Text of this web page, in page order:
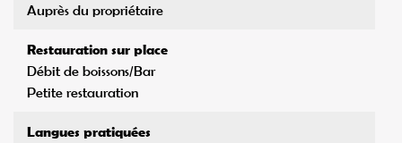
Auprès du propriétaire
Restauration sur place
Débit de boissons/Bar
Petite restauration
Langues pratiquées